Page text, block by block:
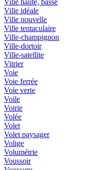
Ville haute, basse
Ville idéale
Ville nouvelle
Ville tentaculaire
Ville-champignon
Ville-dortoir
Ville-satellite
Vitrier
Voie
Voie ferrée
Voie verte
Voile
Voirie
Volée
Volet
Volet paysager
Volige
Volumétrie
Voussoir